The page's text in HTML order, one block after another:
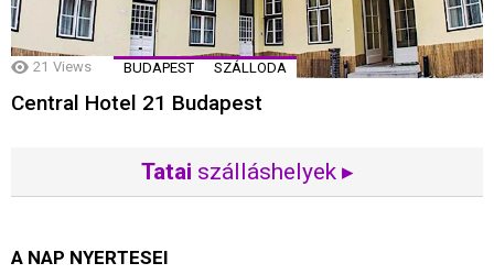
21 Views BUDAPEST SZÁLLODA
Central Hotel 21 Budapest
Tatai szálláshelyek ▸
A NAP NYERTESEI